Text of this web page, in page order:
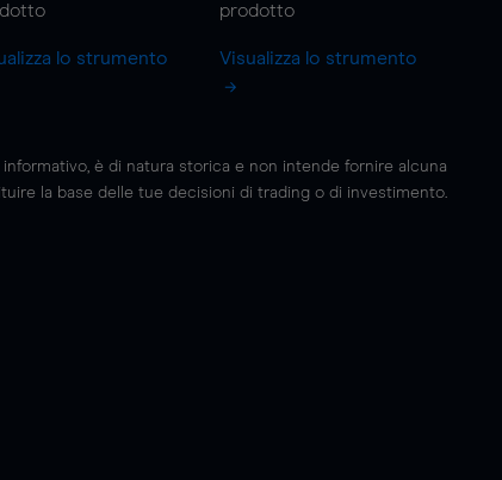
lo strumento
prodotto
Visualizza lo strumento
è di natura storica e non intende fornire alcuna
la base delle tue decisioni di trading o di investimento.